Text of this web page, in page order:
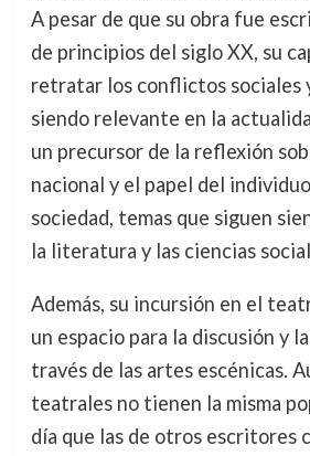
A pesar de que su obra fue
de principios del siglo XX, su
retratar los conflictos sociales
siendo relevante en la
un precursor de la reflexión
nacional y el papel del
sociedad, temas que siguen
la literatura y las ciencias
Además, su incursión en el
un espacio para la discusión y
través de las artes escénicas.
teatrales no tienen la misma
día que las de otros escritores